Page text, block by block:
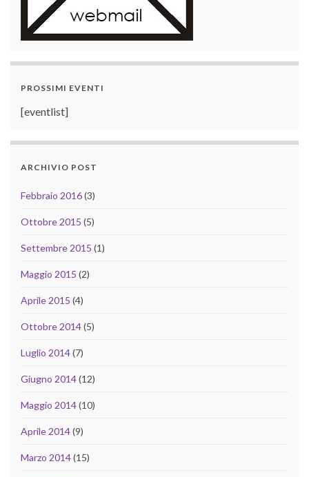
PROSSIMI EVENTI
[eventlist]
ARCHIVIO POST
Febbraio 2016(3)
Ottobre 2015 (5)
Settembre 2015 (1)
Maggio 2015 (2)
Aprile 2015 (4)
Ottobre 2014(5)
Luglio 2014(7)
Giugno 2014(12)
Maggio 2014(10)
Aprile 2014(9)
Marzo 2014(15)